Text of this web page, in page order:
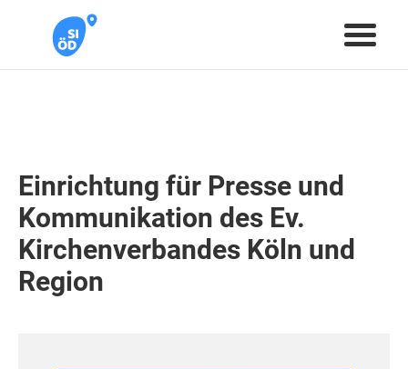
Einrichtung für Presse und
Kommunikation des Ev.
Kirchenverbandes Köln und
Region